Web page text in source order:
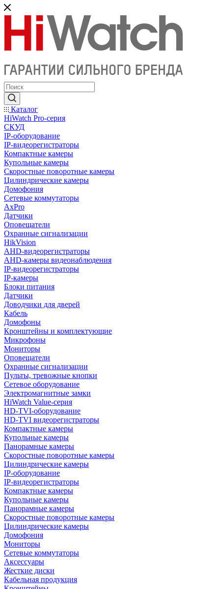
Каталог
HiWatch Pro-серия
CКУД
IP-оборудование
IP-видеорегистраторы
Компактные камеры
Купольные камеры
Скоростные поворотные камеры
Цилиндрические камеры
Домофония
Сетевые коммутаторы
AxPro
Датчики
Оповещатели
Охранные сигнализации
HikVision
AHD-видеорегистраторы
AHD-камеры видеонаблюдения
IP-видеорегистраторы
IP-камеры
Блоки питания
Датчики
Доводчики для дверей
Кабель
Домофоны
Кронштейны и комплектующие
Микрофоны
Мониторы
Оповещатели
Охранные сигнализации
Пульты, тревожные кнопки
Сетевое оборудование
Электромагнитные замки
HiWatch Value-серия
HD-TVI-оборудование
HD-TVI видеорегистраторы
Компактные камеры
Купольные камеры
Панорамные камеры
Скоростные поворотные камеры
Цилиндрические камеры
IP-оборудование
IP-видеорегистраторы
Компактные камеры
Купольные камеры
Панорамные камеры
Скоростные поворотные камеры
Цилиндрические камеры
Домофония
Мониторы
Сетевые коммутаторы
Аксессуары
Жесткие диски
Кабельная продукция